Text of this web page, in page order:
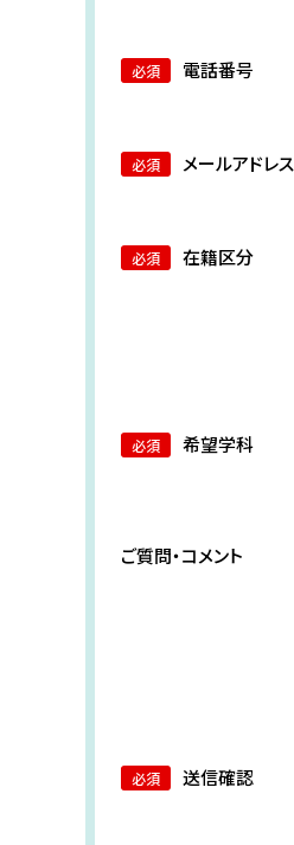
電話番号
メールアドレス
在籍区分
希望学科
ご質問・コメント
送信確認